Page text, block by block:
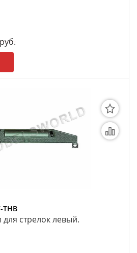
THB
стрелок левый.